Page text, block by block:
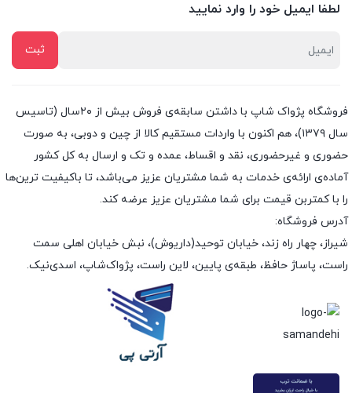
لطفا ایمیل خود را وارد نمایید
فروشگاه پژواک شاپ با داشتن سابقه‌ی فروش بیش از ۲۰سال (تاسیس
سال ۱۳۷۹)، هم اکنون با واردات مستقیم کالا از چین و دوبی، به صورت
حضوری و غیرحضوری، نقد و اقساط، عمده و تک و ارسال به کل کشور
آماده‌ی ارائه‌ی خدمات به شما مشتریان عزیز می‌باشد، تا باکیفیت ترین‌ها
را با کمتربن قیمت برای شما مشتریان عزیز عرضه کند.
آدرس فروشگاه:
شیراز، چهار راه زند، خیابان توحید(داریوش)، نبش خیابان اهلی سمت
راست، پاساژ حافظ، طبقه‌ی پایین، لاین راست، پژواک‌شاپ، اسدی‌نیک.